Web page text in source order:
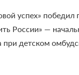
успех»
России» —
при детском